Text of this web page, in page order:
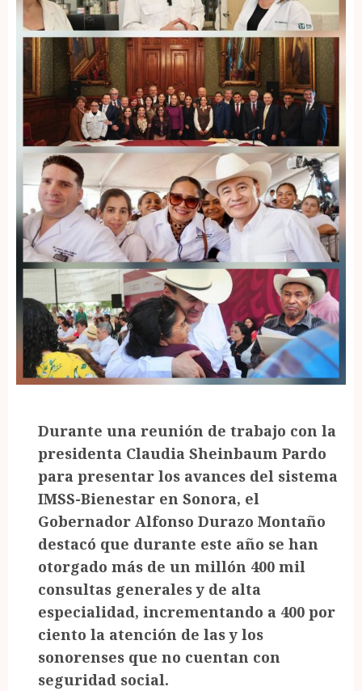
Durante una reunión de trabajo con la
presidenta Claudia Sheinbaum Pardo
para presentar los avances del sistema
IMSS-Bienestar en Sonora, el
Gobernador Alfonso Durazo Montaño
destacó que durante este año se han
otorgado más de un millón 400 mil
consultas generales y de alta
especialidad, incrementando a 400 por
ciento la atención de las y los
sonorenses que no cuentan con
seguridad social.